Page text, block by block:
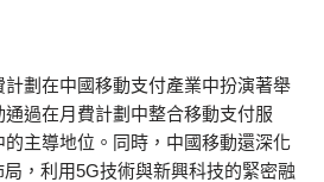
劃在中國移動支付產業中扮演著舉
過在月費計劃中整合移動支付服
主導地位。同時，中國移動還深化
，利用5G技術與新興科技的緊密融